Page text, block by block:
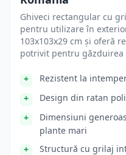
Ghiveci rectangular cu
pentru utilizare în
103x103x29 cm și oferă
potrivit pentru
Rezistent la
Design din ratan
Dimensiuni
plante mari
Structură cu grilaj